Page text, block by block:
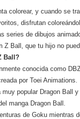
colorear, y cuando se
disfrutan
series de dibujos
Z Ball, que tu hijo no
Ball?
conocida como
por Toei Animations.
muy popular Dragon Ball
manga Dragon Ball.
de Goku mientras